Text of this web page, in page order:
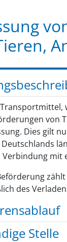
von
Dies gilt
Verbindung mit
des
Stelle